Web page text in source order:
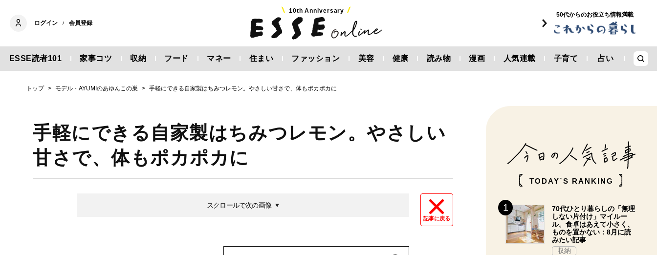
ログイン / 会員登録
10th Anniversary
50代からのお役立ち情報満載
ESSE読者101 家事コツ 収納 フード マネー 住まい ファッション 美容 健康 読み物 漫画 人気連載 子育て 占い
トップ モデル・AYUMIのあゆんこの巣 手軽にできる自家製はちみつレモン。やさしい甘さで、体もポカポカに
手軽にできる自家製はちみつレモン。やさしい
甘さで、体もポカポカに
記事に戻る
スクロールで次の画像
TODAY`S RANKING
70代ひとり暮らしの「無理
しない片付け」マイルー
ル。食卓はあえて小さく、
ものを置かない：8月に読
みたい記事
収納